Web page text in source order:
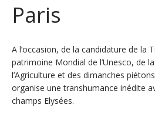
Paris
A l’occasion, de la candidature de la
patrimoine Mondial de l’Unesco, de
l’Agriculture et des dimanches
organise une transhumance inédite
champs Elysées.